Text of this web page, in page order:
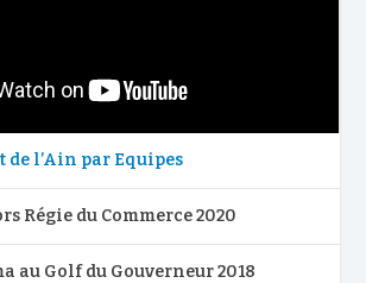
l’Ain par Equipes
Régie du Commerce 2020
au Golf du Gouverneur 2018